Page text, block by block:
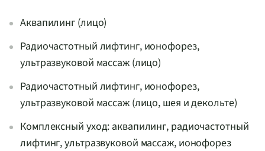
Аквапилинг (лицо)
Радиочастотный лифтинг, ионофорез,
ультразвуковой массаж (лицо)
Радиочастотный лифтинг, ионофорез,
ультразвуковой массаж (лицо, шея и декольте)
Комплексный уход: аквапилинг, радиочастотный
лифтинг, ультразвуковой массаж, ионофорез